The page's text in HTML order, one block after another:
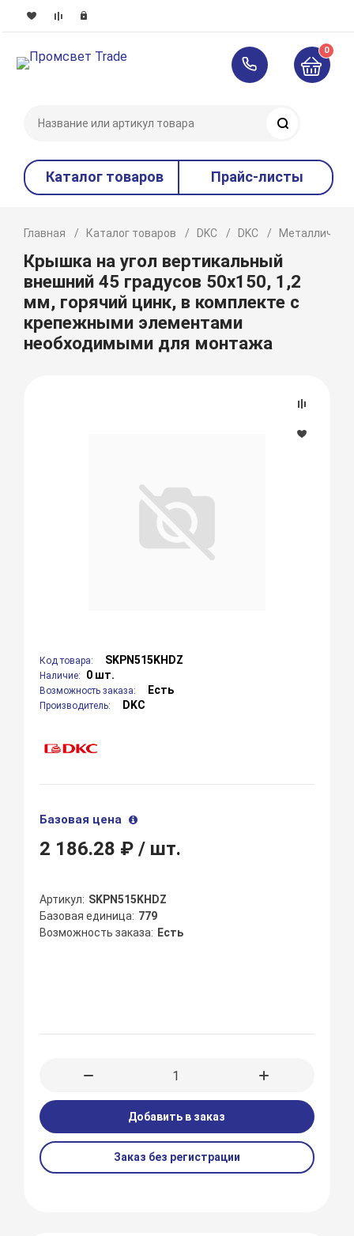
0
Каталог товаров Прайс-листы
Главная Каталог товаров DKC DKC
Крышка на угол вертикальный
внешний 45 градусов 50х150, 1,2
мм, горячий цинк, в комплекте с
крепежными элементами
необходимыми для монтажа
Код товара: SKPN515KHDZ
Наличие: 0 шт.
Возможность заказа: Есть
Производитель: DKC
Базовая цена
2 186.28 ₽/ шт.
Артикул
SKPN515KHDZ
Базовая единица 779
Возможность заказа
Есть
Добавить в заказ
Заказ без регистрации